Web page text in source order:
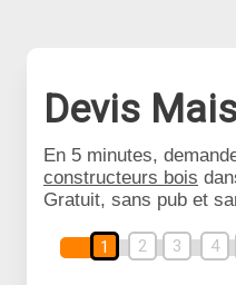
Devis
En 5 minutes,
constructeurs bois
Gratuit, sans pub et
1 2 3 4